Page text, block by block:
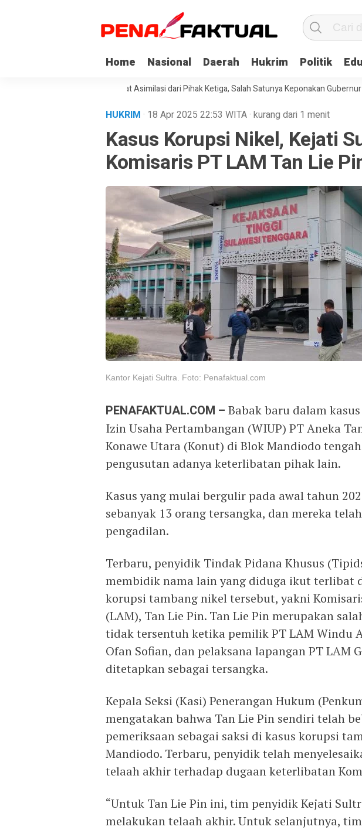
Home Nasional Daerah Hukrim Politik
Korupsi di Sultra Dapat Asimilasi dari Pihak Ketiga, Salah Satunya Keponakan Gubernur Dari
HUKRIM · 18 Apr 2025 22:53 WITA· kurang dari 1 menit
Kasus Korupsi Nikel, Kejati
Komisaris PT LAM Tan Lie
Kantor Kejati Sultra. Foto: Penafaktual.com
PENAFAKTUAL.COM – Babak baru dalam
Izin Usaha Pertambangan (WIUP) PT Aneka
Konawe Utara (Konut) di Blok Mandiodo
pengusutan adanya keterlibatan pihak lain.
Kasus yang mulai bergulir pada awal tahun
sebanyak 13 orang tersangka, dan mereka
pengadilan.
Terbaru, penyidik Tindak Pidana Khusus
membidik nama lain yang diduga ikut terlibat
korupsi tambang nikel tersebut, yakni
(LAM), Tan Lie Pin. Tan Lie Pin merupakan
tidak tersentuh ketika pemilik PT LAM Windu
Ofan Sofian, dan pelaksana lapangan PT LAM
ditetapkan sebagai tersangka.
Kepala Seksi (Kasi) Penerangan Hukum
mengatakan bahwa Tan Lie Pin sendiri telah
pemeriksaan sebagai saksi di kasus korupsi
Mandiodo. Terbaru, penyidik telah
telaah akhir terhadap dugaan keterlibatan
“Untuk Tan Lie Pin ini, tim penyidik Kejati
melakukan telaah akhir. Untuk selanjutnya,